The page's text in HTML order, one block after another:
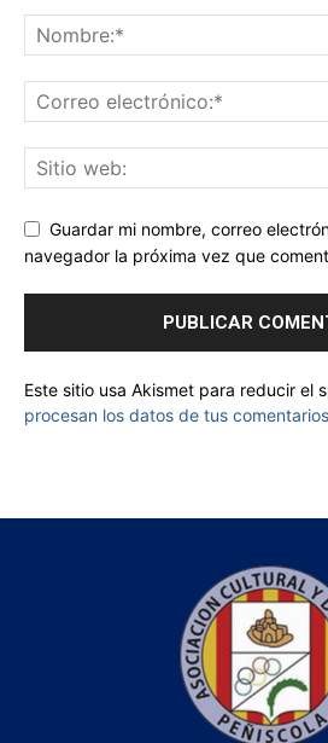
Guardar mi nombre, correo
navegador la próxima vez que
Este sitio usa Akismet para reducir el
procesan los datos de tus